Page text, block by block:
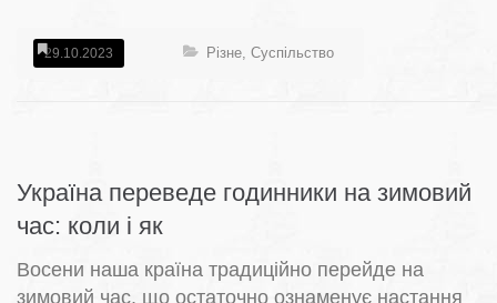
29.10.2023 Різне, Суспільство
Україна переведе годинники на зимовий
час: коли і як
Восени наша країна традиційно перейде на
зимовий час, що остаточно ознаменує настання